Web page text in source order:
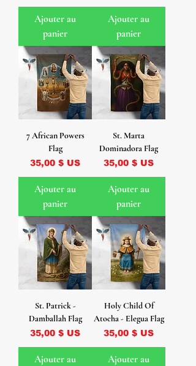
Ajouter au
panier
Ajouter au
panier
7 African Powers
Flag
Prix
35,00 $ US
Ajouter au
panier
St. Marta
Dominadora Flag
Prix
35,00 $ US
Ajouter au
panier
St. Patrick -
Damballah Flag
Prix
35,00 $ US
Ajouter au
Holy Child Of
Atocha - Elegua Flag
Prix
35,00 $ US
Ajouter au